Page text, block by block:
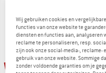
-15%
Wij gebruiken cookies en
functies van onze website te
diensten en functies aan, analyseren
reclame te personaliseren, resp.
zijn ook onze social-media-, reclame-
gebruik van onze website. Sommige
zonder voldoende garanties om je